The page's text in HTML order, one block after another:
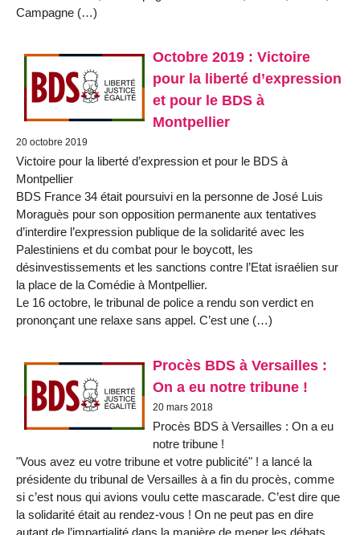
Campagne (…)
Octobre 2019 : Victoire
pour la liberté d’expression
et pour le BDS à
Montpellier
20 octobre 2019
Victoire pour la liberté d’expression et pour le BDS à
Montpellier
BDS France 34 était poursuivi en la personne de José Luis
Moraguès pour son opposition permanente aux tentatives
d’interdire l’expression publique de la solidarité avec les
Palestiniens et du combat pour le boycott, les
désinvestissements et les sanctions contre l’Etat israélien sur
la place de la Comédie à Montpellier.
Le 16 octobre, le tribunal de police a rendu son verdict en
prononçant une relaxe sans appel. C’est une (…)
Procès BDS à Versailles :
On a eu notre tribune !
20 mars 2018
Procès BDS à Versailles : On a eu
notre tribune !
"Vous avez eu votre tribune et votre publicité" ! a lancé la
présidente du tribunal de Versailles à a fin du procès, comme
si c’est nous qui avions voulu cette mascarade. C’est dire que
la solidarité était au rendez-vous ! On ne peut pas en dire
autant de l’impartialité dans la manière de mener les débats...